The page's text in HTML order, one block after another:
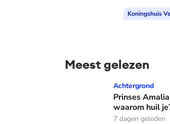
Koningshuis
Meest gelezen
Prinses Amalia over dé
Achtergrond
Prinses
waarom huil
7 dagen geleden